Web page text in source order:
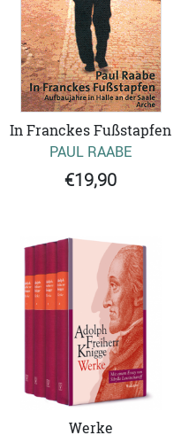
In Franckes Fußstapfen
PAUL RAABE
€19,90
Werke